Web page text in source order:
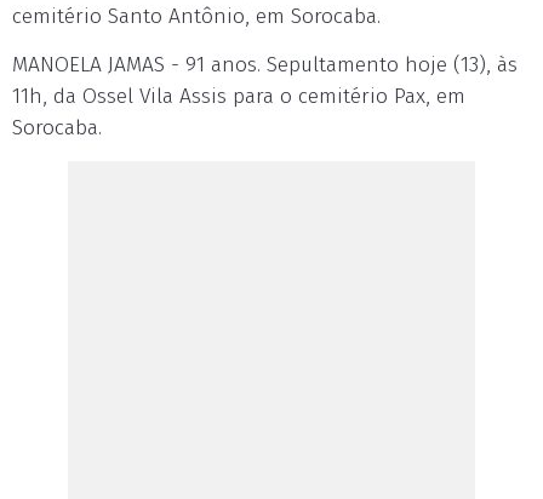
cemitério Santo Antônio, em Sorocaba.
MANOELA JAMAS - 91 anos. Sepultamento hoje (13), às
11h, da Ossel Vila Assis para o cemitério Pax, em
Sorocaba.